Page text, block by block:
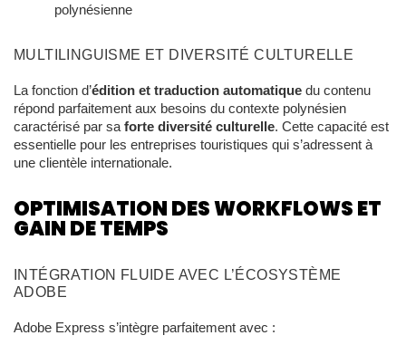
polynésienne
MULTILINGUISME ET DIVERSITÉ CULTURELLE
La fonction d’édition et traduction automatique du contenu
répond parfaitement aux besoins du contexte polynésien
caractérisé par sa forte diversité culturelle. Cette capacité est
essentielle pour les entreprises touristiques qui s’adressent à
une clientèle internationale.
OPTIMISATION DES WORKFLOWS ET
GAIN DE TEMPS
INTÉGRATION FLUIDE AVEC L’ÉCOSYSTÈME
ADOBE
Adobe Express s’intègre parfaitement avec :